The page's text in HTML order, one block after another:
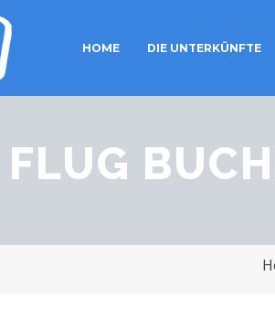
HOME DIE UNTERKÜNFTE
FLUG